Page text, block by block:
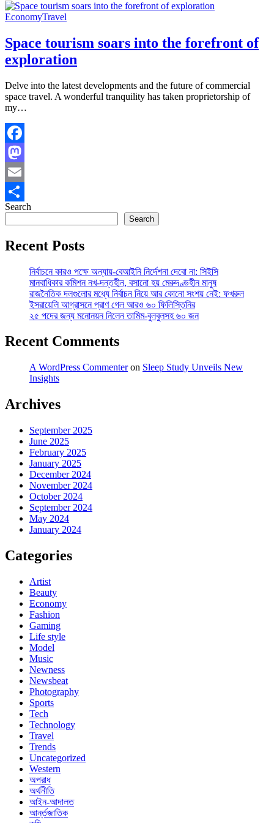
EconomyTravel
Space tourism soars into the forefront of
exploration
Delve into the latest developments and the future of commercial
space travel. A wonderful tranquility has taken proprietorship of
my…
Facebook
Mastodon
Email
Share
Search
Search
Recent Posts
নির্বাচনে কারও পক্ষে অন্যায়-বেআইনি নির্দেশনা দেবো না: সিইসি
মানবাধিকার কমিশন নখ-দন্তহীন, বসানো হয় মেরুদণ্ডহীন মানুষ
রাজনৈতিক দলগুলোর মধ্যে নির্বাচন নিয়ে আর কোনো সংশয় নেই: ফখরুল
ইসরায়েলি আগ্রাসনে প্রাণ গেল আরও ৬০ ফিলিস্তিনির
২৫ পদের জন্য মনোনয়ন নিলেন তামিম-বুলবুলসহ ৬০ জন
Recent Comments
A WordPress Commenteron Sleep Study Unveils New
Insights
Archives
September 2025
June 2025
February 2025
January 2025
December 2024
November 2024
October 2024
September 2024
May 2024
January 2024
Categories
Artist
Beauty
Economy
Fashion
Gaming
Life style
Model
Music
Newness
Newsbeat
Photography
Sports
Tech
Technology
Travel
Trends
Uncategorized
Western
অপরাধ
অর্থনীতি
আইন-আদালত
আর্ন্তজাতিক